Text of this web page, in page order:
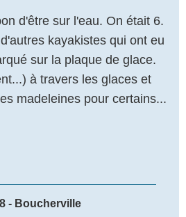
d'être sur l'eau. On était 6.
kayakistes qui ont eu
sur la plaque de glace.
à travers les glaces et
madeleines pour certains...
- Boucherville